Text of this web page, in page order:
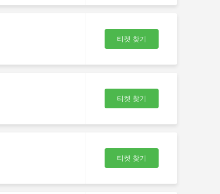
티켓 찾기
티켓 찾기
티켓 찾기